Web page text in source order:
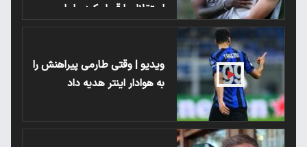
استقلال را قبول کردم اما ..
ویدیو | وقتی طارمی پیراهنش را
به هوادار اینتر هدیه داد